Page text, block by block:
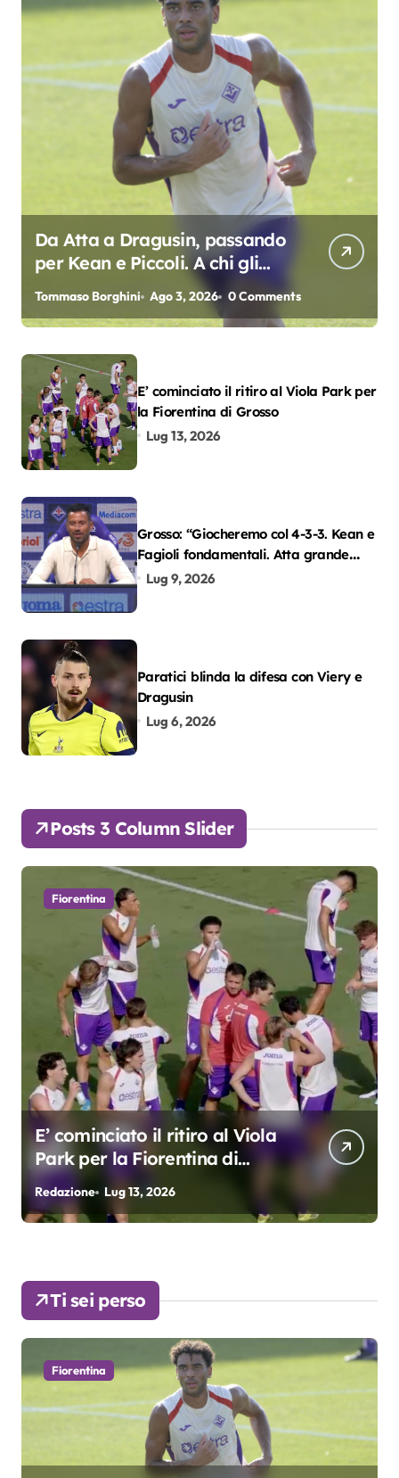
Da Atta a Dragusin, passando
per Kean e Piccoli. A chi gli
oscar del precampionato?
Tommaso Borghini Ago 3, 2026 0 Comments
E’ cominciato il ritiro al Viola Park per
la Fiorentina di Grosso
Lug 13, 2026
Grosso: “Giocheremo col 4-3-3. Kean e
Fagioli fondamentali. Atta grande
colpo”
Lug 9, 2026
Paratici blinda la difesa con Viery e
Dragusin
Lug 6, 2026
Posts 3 Column Slider
Fiorentina
E’ cominciato il ritiro al Viola
Park per la Fiorentina di
Grosso
Redazione Lug 13, 2026
Ti sei perso
Fiorentina